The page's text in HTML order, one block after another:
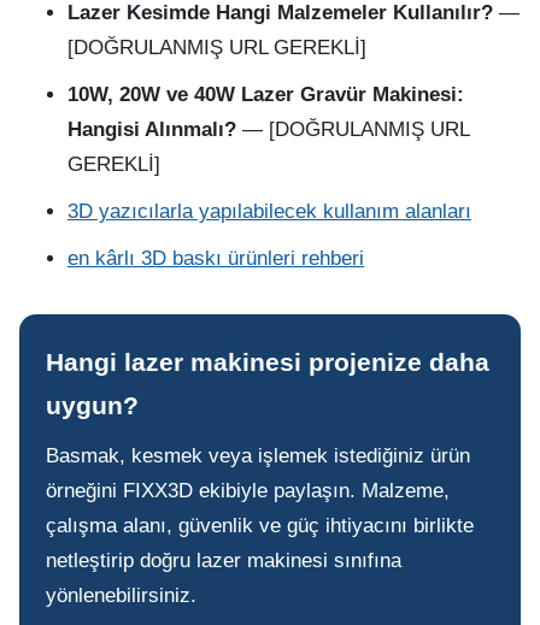
Lazer Kesimde Hangi Malzemeler Kullanılır? —
[DOĞRULANMIŞ URL GEREKLİ]
10W, 20W ve 40W Lazer Gravür Makinesi:
Hangisi Alınmalı? — [DOĞRULANMIŞ URL
GEREKLİ]
3D yazıcılarla yapılabilecek kullanım alanları
en kârlı 3D baskı ürünleri rehberi
Hangi lazer makinesi projenize daha
uygun?
Basmak, kesmek veya işlemek istediğiniz ürün
örneğini FIXX3D ekibiyle paylaşın. Malzeme,
çalışma alanı, güvenlik ve güç ihtiyacını birlikte
netleştirip doğru lazer makinesi sınıfına
yönlenebilirsiniz.